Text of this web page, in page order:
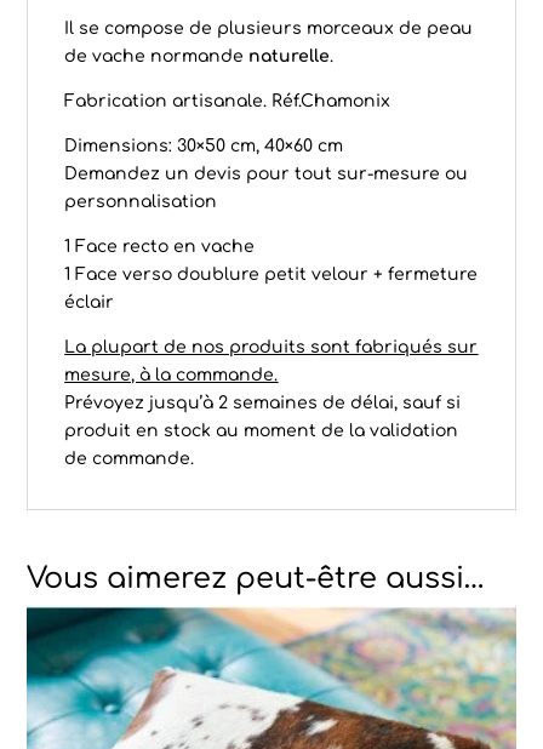
Il se compose de plusieurs morceaux de peau
de vache normande naturelle.
Fabrication artisanale. Réf.Chamonix
Dimensions: 30×50 cm, 40×60 cm
Demandez un devis pour tout sur-mesure ou
personnalisation
1 Face recto en vache
1 Face verso doublure petit velour + fermeture
éclair
La plupart de nos produits sont fabriqués sur
mesure, à la commande.
Prévoyez jusqu’à 2 semaines de délai, sauf si
produit en stock au moment de la validation
de commande.
Vous aimerez peut-être aussi…